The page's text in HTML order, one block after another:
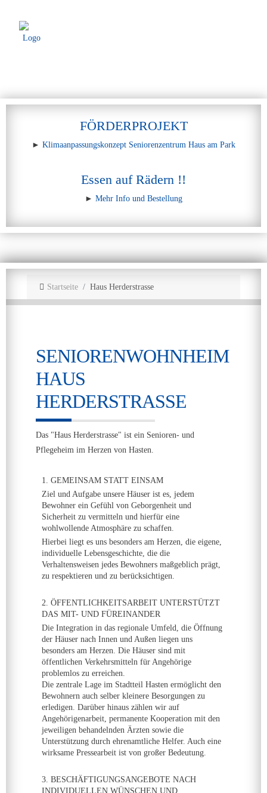
FÖRDERPROJEKT
► Klimaanpassungskonzept Seniorenzentrum Haus am Park
Essen auf Rädern !!
► Mehr Info und Bestellung
Startseite Haus Herderstrasse
SENIORENWOHNHEIM
HAUS
HERDERSTRASSE
Das "Haus Herderstrasse" ist ein Senioren- und
Pflegeheim im Herzen von Hasten.
1. GEMEINSAM STATT EINSAM
Ziel und Aufgabe unsere Häuser ist es, jedem
Bewohner ein Gefühl von Geborgenheit und
Sicherheit zu vermitteln und hierfür eine
wohlwollende Atmosphäre zu schaffen.
Hierbei liegt es uns besonders am Herzen, die eigene,
individuelle Lebensgeschichte, die die
Verhaltensweisen jedes Bewohners maßgeblich prägt,
zu respektieren und zu berücksichtigen.
2. ÖFFENTLICHKEITSARBEIT UNTERSTÜTZT
DAS MIT- UND FÜREINANDER
Die Integration in das regionale Umfeld, die Öffnung
der Häuser nach Innen und Außen liegen uns
besonders am Herzen. Die Häuser sind mit
öffentlichen Verkehrsmitteln für Angehörige
problemlos zu erreichen.
Die zentrale Lage im Stadtteil Hasten ermöglicht den
Bewohnern auch selber kleinere Besorgungen zu
erledigen. Darüber hinaus zählen wir auf
Angehörigenarbeit, permanente Kooperation mit den
jeweiligen behandelnden Ärzten sowie die
Unterstützung durch ehrenamtliche Helfer. Auch eine
wirksame Pressearbeit ist von großer Bedeutung.
3. BESCHÄFTIGUNGSANGEBOTE NACH
INDIVIDUELLEN WÜNSCHEN UND